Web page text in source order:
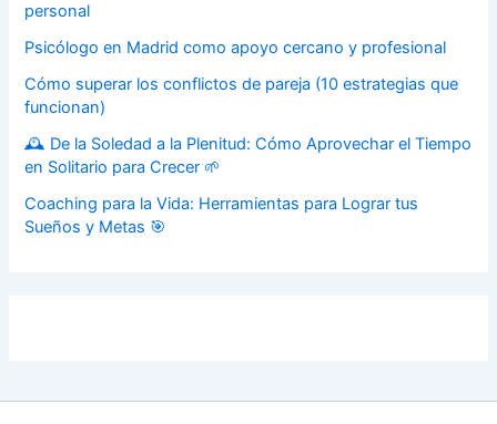
personal
Psicólogo en Madrid como apoyo cercano y profesional
Cómo superar los conflictos de pareja (10 estrategias que
funcionan)
🕰️ De la Soledad a la Plenitud: Cómo Aprovechar el Tiempo
en Solitario para Crecer 🌱
Coaching para la Vida: Herramientas para Lograr tus
Sueños y Metas 🎯